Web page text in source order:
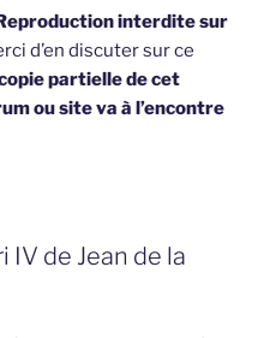
interdite sur
d’en discuter sur ce
partielle de cet
ou site va à l’encontre
de Jean de la